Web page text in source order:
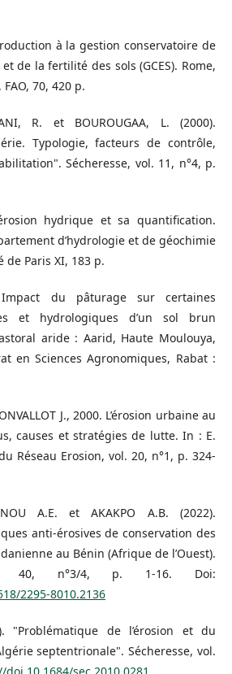
à la gestion conservatoire de
de la fertilité des sols (GCES). Rome,
70, 420 p.
R. et BOUROUGAA, L. (2000).
Typologie, facteurs de contrôle,
Sécheresse, vol. 11, n°4, p.
hydrique et sa quantification.
d’hydrologie et de géochimie
Paris XI, 183 p.
du pâturage sur certaines
et hydrologiques d’un sol brun
aride : Aarid, Haute Moulouya,
en Sciences Agronomiques, Rabat :
J., 2000. L’érosion urbaine au
causes et stratégies de lutte. In : E.
Réseau Erosion, vol. 20, n°1, p. 324-
A.E. et AKAKPO A.B. (2022).
anti-érosives de conservation des
au Bénin (Afrique de l’Ouest).
40, n°3/4, p. 1-16. Doi:
2295-8010.2136
"Problématique de l’érosion et du
septentrionale". Sécheresse, vol.